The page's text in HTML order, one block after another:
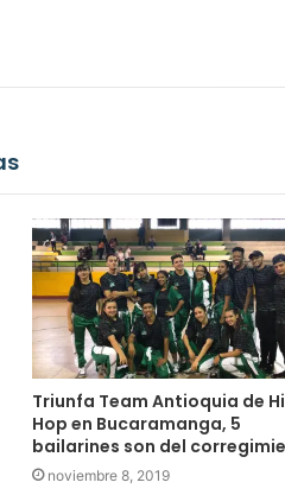
Triunfa Team Antioquia de
Hop en Bucaramanga, 5
bailarines son del
noviembre 8, 2019